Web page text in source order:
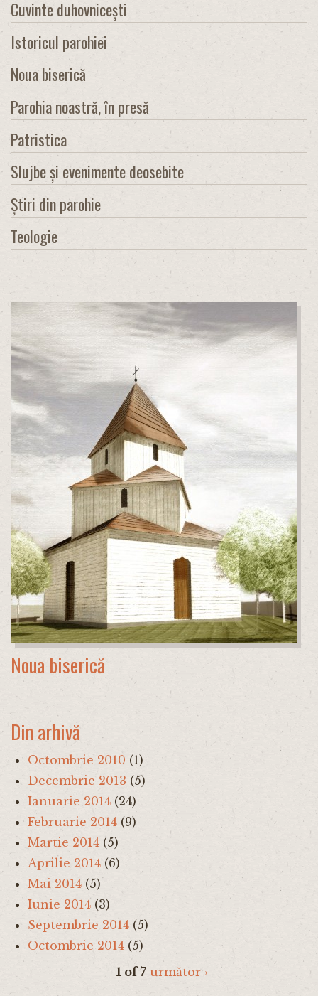
Cuvinte duhovnicești
Istoricul parohiei
Noua biserică
Parohia noastră, în presă
Patristica
Slujbe și evenimente deosebite
Știri din parohie
Teologie
Noua biserică
Din arhivă
Octombrie 2010 (1)
Decembrie 2013 (5)
Ianuarie 2014 (24)
Februarie 2014 (9)
Martie 2014 (5)
Aprilie 2014 (6)
Mai 2014 (5)
Iunie 2014 (3)
Septembrie 2014 (5)
Octombrie 2014 (5)
1 of 7 următor ›